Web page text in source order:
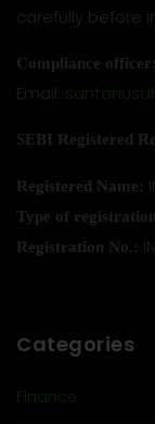
carefully before
Compliance officer:
Email:
SEBI Registered
Registered Name:
Type of
Registration No.:
Categories
Finance